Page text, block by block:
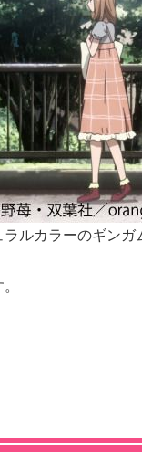
ルカラーのギンガ